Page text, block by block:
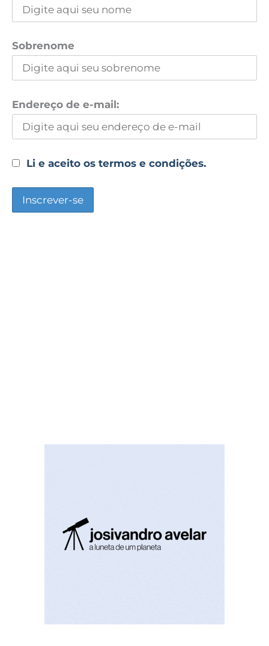
Sobrenome
Endereço de e-mail:
Li e aceito os termos e condições.